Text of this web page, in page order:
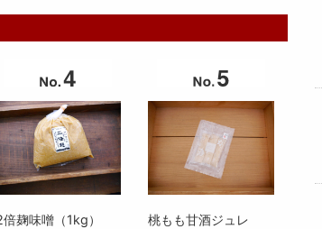
倍麹味噌（1kg）
桃もも甘酒ジュレ